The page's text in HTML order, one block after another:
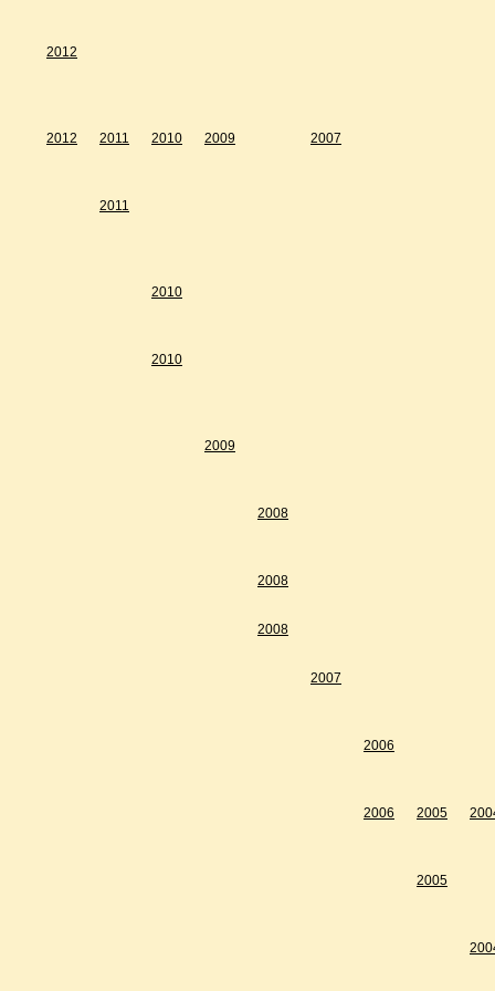
2012
2012 2011 2010 2009 2007
2011
2010
2010
2009
2008
2008
2008
2007
2006
2006 2005
2005